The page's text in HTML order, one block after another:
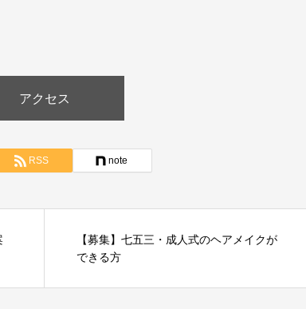
アクセス
RSS note
【募集】七五三・成人式のヘアメイクが
できる方